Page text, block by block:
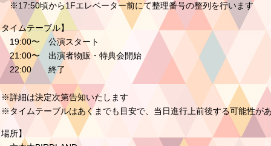
頃から1Fエレベーター前にて整理番号の整列を行います
イムテーブル】
〜 公演スタート
〜 出演者物販・特典会開始
終了
細は決定次第告知いたします
イムテーブルはあくまでも目安で、当日進行上前後する可能性が
所】